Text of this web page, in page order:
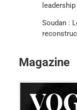
Soudan :
Magazine